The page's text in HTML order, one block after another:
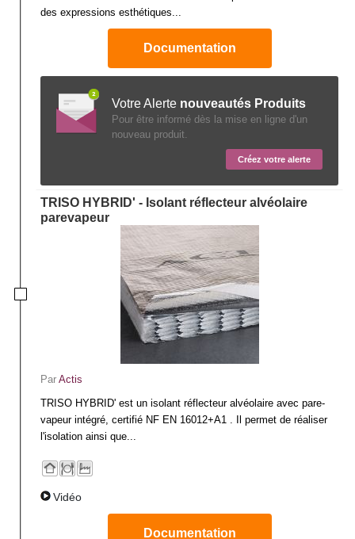
des expressions esthétiques...
Documentation
Votre Alerte nouveautés Produits
Pour être informé dès la mise en ligne d'un
nouveau produit.
Créez votre alerte
TRISO HYBRID' - Isolant réflecteur alvéolaire
parevapeur
Par Actis
TRISO HYBRID' est un isolant réflecteur alvéolaire avec pare-
vapeur intégré, certifié NF EN 16012+A1 . Il permet de réaliser
l'isolation ainsi que...
Vidéo
Documentation